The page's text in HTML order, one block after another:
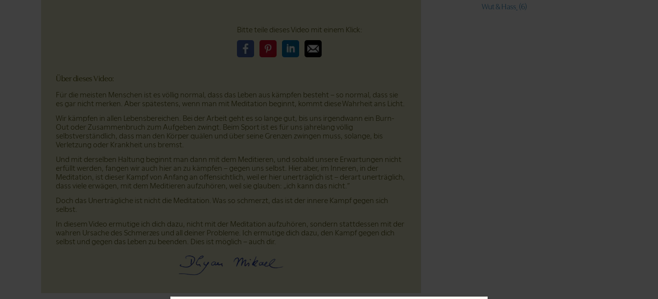
Bitte teile dieses Video mit einem Klick:
Über dieses Video:
Für die meisten Menschen ist es völlig normal, dass das Leben aus kämpfen besteht – so normal, dass sie
es gar nicht merken. Aber spätestens, wenn man mit Meditation beginnt, kommt diese Wahrheit ans Licht.
Wir kämpfen in allen Lebensbereichen. Bei der Arbeit geht es so lange gut, bis uns irgendwann ein Burn-
Out oder Zusammenbruch zum Aufgeben zwingt. Beim Sport ist es für uns jahrelang völlig
selbstverständlich, dass man den Körper quälen und über seine Grenzen zwingen muss, solange, bis
Verletzung oder Krankheit uns bremst.
Und mit derselben Haltung beginnt man dann mit dem Meditieren, und sobald unsere Erwartungen nicht
erfüllt werden, fangen wir auch hier an zu kämpfen – gegen uns selbst. Hier aber, im Inneren, in der
Meditation, ist dieser Kampf von Anfang an offensichtlich, weil er hier unerträglich ist – derart unerträglich,
dass viele erwägen, mit dem Meditieren aufzuhören, weil sie glauben: „ich kann das nicht.”
Doch das Unerträgliche ist nicht die Meditation. Was so schmerzt, das ist der innere Kampf gegen sich
selbst.
In diesem Video ermutige ich dich dazu, nicht mit der Meditation aufzuhören, sondern stattdessen mit der
wahren Ursache des Schmerzes und all deiner Probleme. Ich ermutige dich dazu, den Kampf gegen dich
selbst und gegen das Leben zu beenden. Dies ist möglich – auch dir.
Wut & Hass (6)